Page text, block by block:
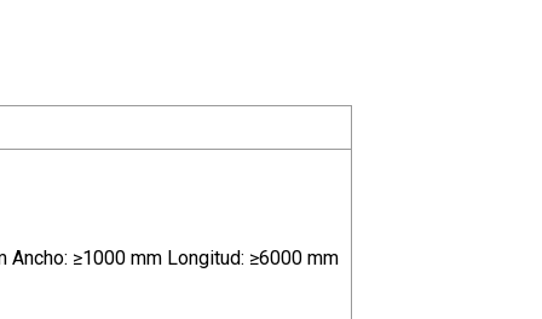
Ancho: ≥1000 mm Longitud: ≥6000 mm